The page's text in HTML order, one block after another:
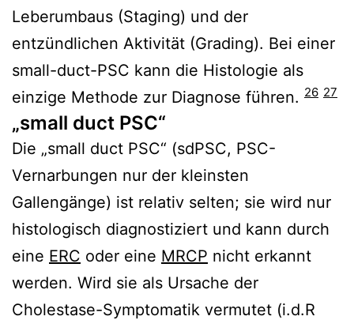
Leberumbaus (Staging) und der
entzündlichen Aktivität (Grading). Bei einer
small-duct-PSC kann die Histologie als
einzige Methode zur Diagnose führen. 26 27
„small duct PSC“
Die „small duct PSC“ (sdPSC, PSC-
Vernarbungen nur der kleinsten
Gallengänge) ist relativ selten; sie wird nur
histologisch diagnostiziert und kann durch
eine ERC oder eine MRCP nicht erkannt
werden. Wird sie als Ursache der
Cholestase-Symptomatik vermutet (i.d.R